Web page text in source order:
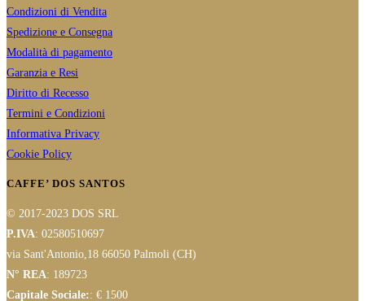
Condizioni di Vendita
Spedizione e Consegna
Modalità di pagamento
Garanzia e Resi
Diritto di Recesso
Termini e Condizioni
Informativa Privacy
Cookie Policy
CAFFE’ DOS SANTOS
© 2017-2023 DOS SRL
P.IVA: 02580510697
via Sant'Antonio,18 66050 Palmoli (CH)
N° REA: 189723
Capitale Sociale:: € 1500